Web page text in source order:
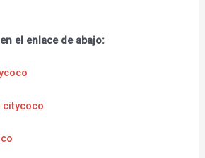
el enlace de abajo:
citycoco